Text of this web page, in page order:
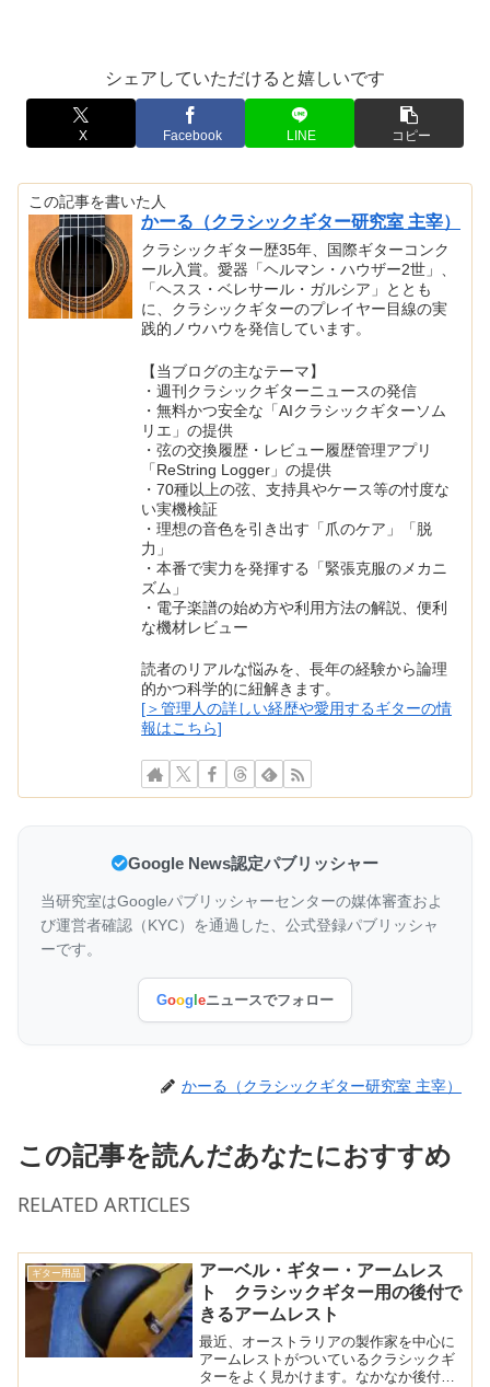
シェアしていただけると嬉しいです
X Facebook LINE コピー
この記事を書いた人
かーる（クラシックギター研究室 主宰）
クラシックギター歴35年、国際ギターコンク
ール入賞。愛器「ヘルマン・ハウザー2世」、
「ヘスス・ベレサール・ガルシア」ととも
に、クラシックギターのプレイヤー目線の実
践的ノウハウを発信しています。
【当ブログの主なテーマ】
・週刊クラシックギターニュースの発信
・無料かつ安全な「AIクラシックギターソム
リエ」の提供
・弦の交換履歴・レビュー履歴管理アプリ
「ReString Logger」の提供
・70種以上の弦、支持具やケース等の忖度な
い実機検証
・理想の音色を引き出す「爪のケア」「脱
力」
・本番で実力を発揮する「緊張克服のメカニ
ズム」
・電子楽譜の始め方や利用方法の解説、便利
な機材レビュー
読者のリアルな悩みを、長年の経験から論理
的かつ科学的に紐解きます。
[＞管理人の詳しい経歴や愛用するギターの情
報はこちら]
Google News認定パブリッシャー
当研究室はGoogleパブリッシャーセンターの媒体審査およ
び運営者確認（KYC）を通過した、公式登録パブリッシャ
ーです。
Goog eニュースでフォロー
かーる（クラシックギター研究室 主宰）
この記事を読んだあなたにおすすめ
RELATED ARTICLES
ギター用品
アーベル・ギター・アームレス
ト クラシックギター用の後付で
きるアームレスト
最近、オーストラリアの製作家を中心に
アームレストがついているクラシックギ
ターをよく見かけます。なかなか後付で